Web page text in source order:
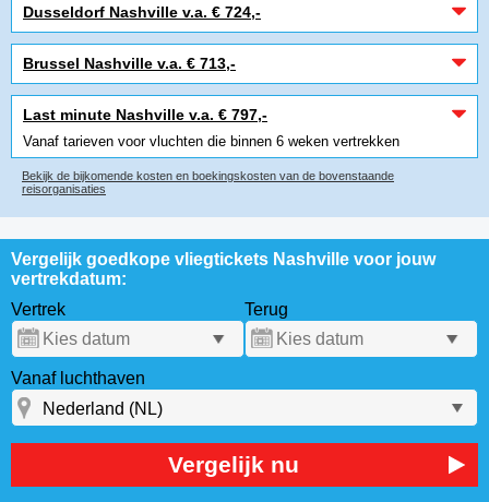
Dusseldorf Nashville v.a. € 724,-
Brussel Nashville v.a. € 713,-
Last minute Nashville v.a. € 797,-
Vanaf tarieven voor vluchten die binnen 6 weken vertrekken
Bekijk de bijkomende kosten en boekingskosten van de bovenstaande
reisorganisaties
Vergelijk goedkope vliegtickets Nashville voor jouw
vertrekdatum:
Vertrek
Terug
Vanaf luchthaven
Vergelijk nu